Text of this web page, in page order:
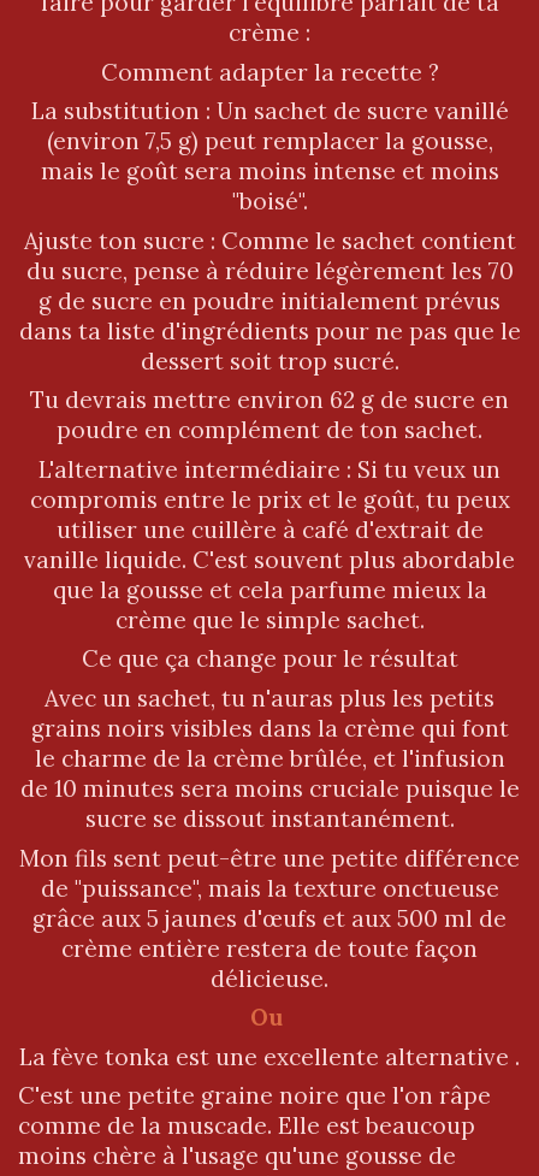
crème :
Comment adapter la recette ?
La substitution : Un sachet de sucre vanillé
(environ 7,5 g) peut remplacer la gousse,
mais le goût sera moins intense et moins
"boisé".
Ajuste ton sucre : Comme le sachet contient
du sucre, pense à réduire légèrement les 70
g de sucre en poudre initialement prévus
dans ta liste d'ingrédients pour ne pas que le
dessert soit trop sucré.
Tu devrais mettre environ 62 g de sucre en
poudre en complément de ton sachet.
L'alternative intermédiaire : Si tu veux un
compromis entre le prix et le goût, tu peux
utiliser une cuillère à café d'extrait de
vanille liquide. C'est souvent plus abordable
que la gousse et cela parfume mieux la
crème que le simple sachet.
Ce que ça change pour le résultat
Avec un sachet, tu n'auras plus les petits
grains noirs visibles dans la crème qui font
le charme de la crème brûlée, et l'infusion
de 10 minutes sera moins cruciale puisque le
sucre se dissout instantanément.
Mon fils sent peut-être une petite différence
de "puissance", mais la texture onctueuse
grâce aux 5 jaunes d'œufs et aux 500 ml de
crème entière restera de toute façon
délicieuse.
Ou
La fève tonka est une excellente alternative .
​C'est une petite graine noire que l'on râpe
comme de la muscade. Elle est beaucoup
moins chère à l'usage qu'une gousse de